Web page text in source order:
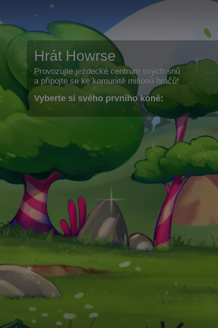
Hrát Howrse
Provozujte jezdecké centrum svých snů
a připojte se ke komunitě milionů hráčů!
Vyberte si svého prvního koně: